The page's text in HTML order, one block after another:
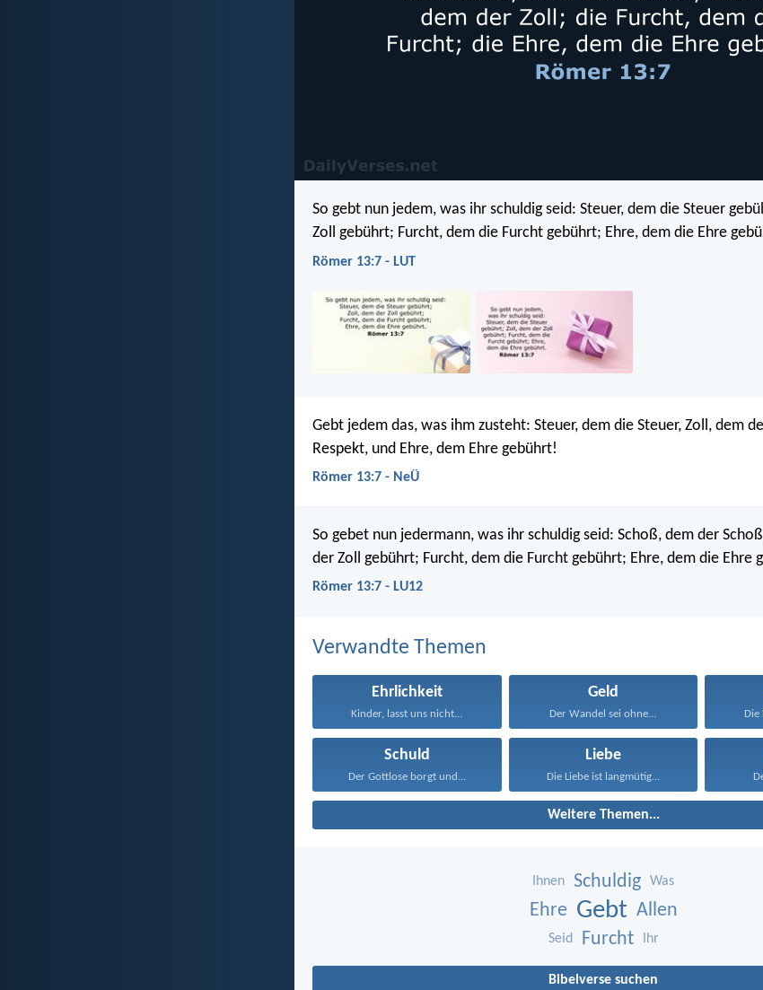
So gebt nun jedem, was ihr schuldig seid: Steuer, dem die Steuer
Zoll gebührt; Furcht, dem die Furcht gebührt; Ehre, dem die Ehre
Römer 13:7 - LUT
Gebt jedem das, was ihm zusteht: Steuer, dem die Steuer, Zoll, dem
Respekt, und Ehre, dem Ehre gebührt!
Römer 13:7 - NeÜ
So gebet nun jedermann, was ihr schuldig seid: Schoß, dem der
der Zoll gebührt; Furcht, dem die Furcht gebührt; Ehre, dem die Ehre
Römer 13:7 - LU12
Verwandte Themen
Ehrlichkeit
Kinder, lasst uns nicht...
Geld
Der Wandel sei ohne... Die
Schuld
Der Gottlose borgt und...
Liebe
Die Liebe ist langmütig...
Weitere Themen...
Ihnen Schuldig Was
Ehre Gebt Allen
Seid Furcht Ihr
Bibelverse suchen